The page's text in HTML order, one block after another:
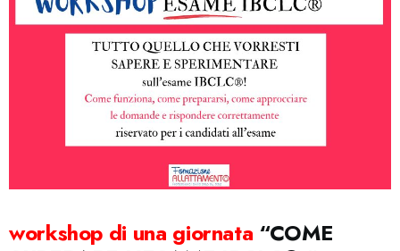
workshop di una giornata “COME